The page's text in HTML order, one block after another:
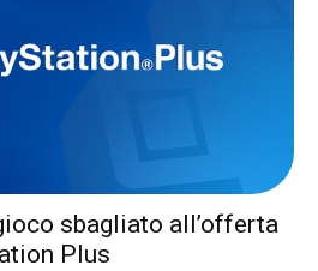
sbagliato all’offerta
Plus